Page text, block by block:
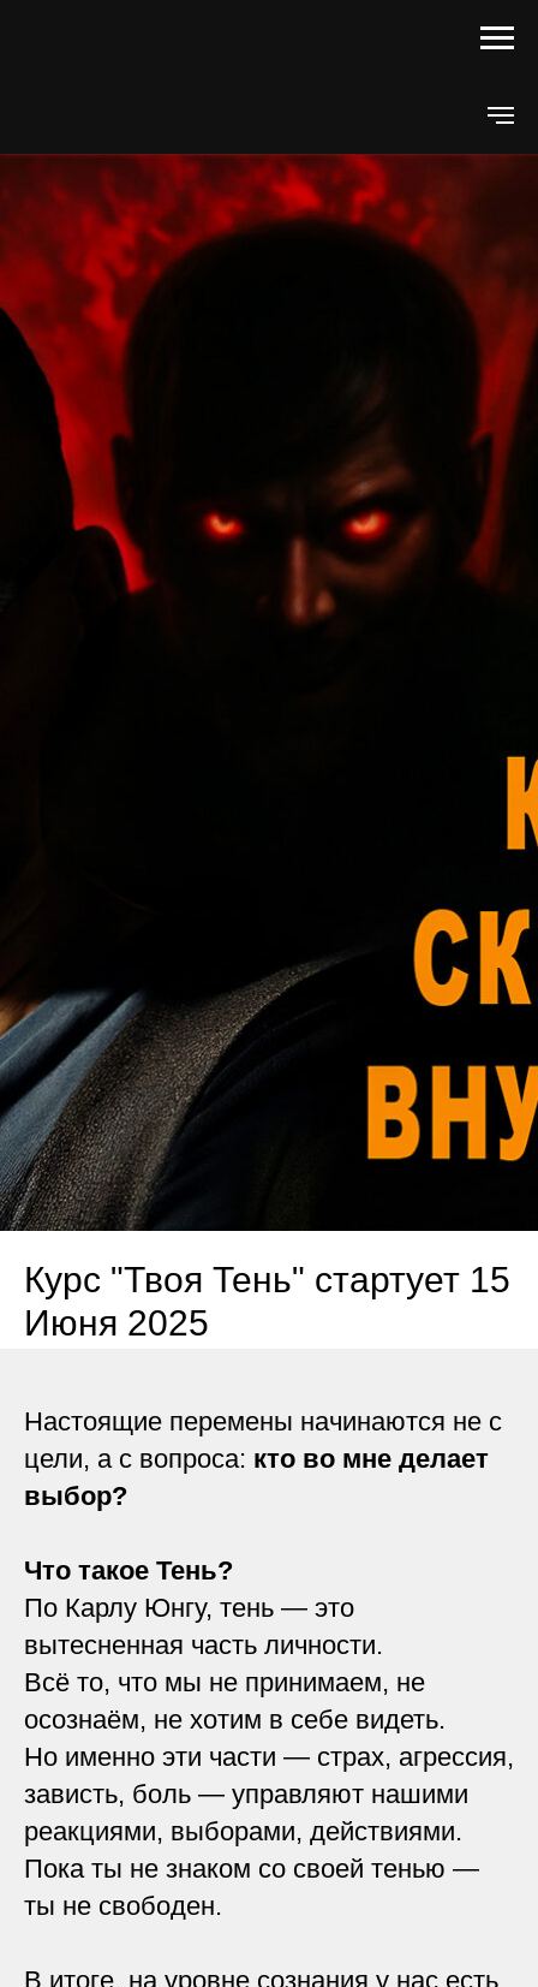
Курс "Твоя Тень" стартует 15
Июня 2025
Настоящие перемены начинаются не с
цели, а с вопроса: кто во мне делает
выбор?
Что такое Тень?
По Карлу Юнгу, тень — это
вытесненная часть личности.
Всё то, что мы не принимаем, не
осознаём, не хотим в себе видеть.
Но именно эти части — страх, агрессия,
зависть, боль — управляют нашими
реакциями, выборами, действиями.
Пока ты не знаком со своей тенью —
ты не свободен.
В итоге, на уровне сознания у нас есть